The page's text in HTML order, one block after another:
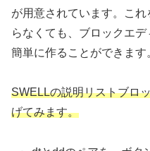
が用意されています。こ
らなくても、ブロックエ
簡単に作ることができます
SWELLの説明リストブロ
げてみます。